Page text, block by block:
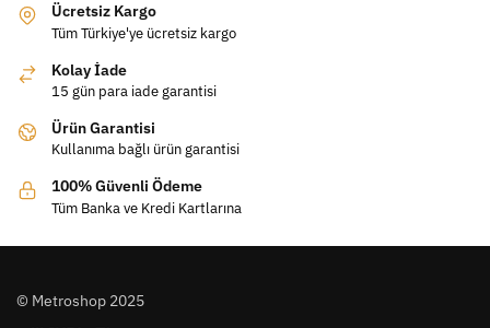
Ücretsiz Kargo
Tüm Türkiye'ye ücretsiz kargo
Kolay İade
15 gün para iade garantisi
Ürün Garantisi
Kullanıma bağlı ürün garantisi
100% Güvenli Ödeme
Tüm Banka ve Kredi Kartlarına
© Metroshop 2025